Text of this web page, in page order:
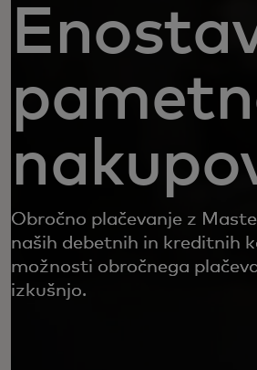
Obročno plačevanje z
naših debetnih in kreditnih
možnosti obročnega
izkušnjo.